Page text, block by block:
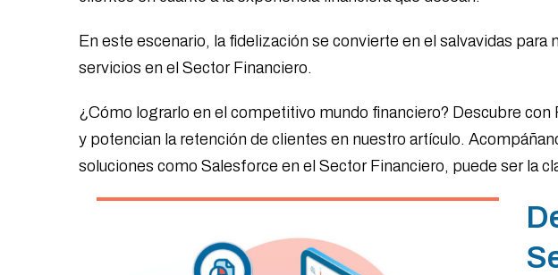
En este escenario, la fidelización se convierte en el salvavidas
servicios en el Sector Financiero.
¿Cómo lograrlo en el competitivo mundo financiero? Descubre con
y potencian la retención de clientes en nuestro artículo.
soluciones como Salesforce en el Sector Financiero, puede ser la